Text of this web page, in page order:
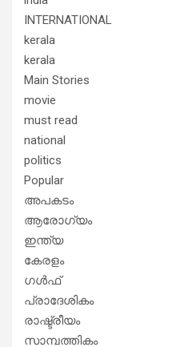
INTERNATIONAL
kerala
kerala
Main Stories
movie
must read
national
politics
Popular
അപകടം
ആരോഗ്യം
ഇന്ത്യ
കേരളം
ഗൾഫ്
പ്രാദേശികം
രാഷ്ട്രീയം
സാമ്പത്തികം